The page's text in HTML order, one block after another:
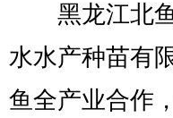
黑龙江北鱼
水水产种苗有
鱼全产业合作